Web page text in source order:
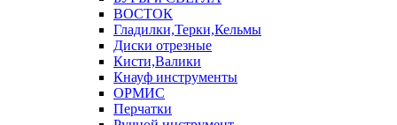
ВОСТОК
Гладилки,Терки,Кельмы
Диски отрезные
Кисти,Валики
Кнауф инструменты
ОРМИС
Перчатки